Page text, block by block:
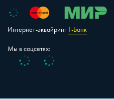
Интернет-эквайрингТ-Банк
Мы в соцсетях:
Vk Telegram